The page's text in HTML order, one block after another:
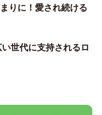
りに！愛され続ける
世代に支持されるロ